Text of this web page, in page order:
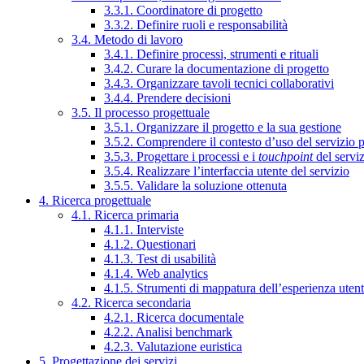
3.3.1. Coordinatore di progetto
3.3.2. Definire ruoli e responsabilità
3.4. Metodo di lavoro
3.4.1. Definire processi, strumenti e rituali
3.4.2. Curare la documentazione di progetto
3.4.3. Organizzare tavoli tecnici collaborativi
3.4.4. Prendere decisioni
3.5. Il processo progettuale
3.5.1. Organizzare il progetto e la sua gestione
3.5.2. Comprendere il contesto d’uso del servizio
3.5.3. Progettare i processi e i touchpointdel
3.5.4. Realizzare l’interfaccia utente del servizio
3.5.5. Validare la soluzione ottenuta
4. Ricerca progettuale
4.1. Ricerca primaria
4.1.1. Interviste
4.1.2. Questionari
4.1.3. Test di usabilità
4.1.4. Web analytics
4.1.5. Strumenti di mappatura dell’esperienza
4.2. Ricerca secondaria
4.2.1. Ricerca documentale
4.2.2. Analisi benchmark
4.2.3. Valutazione euristica
5. Progettazione dei servizi